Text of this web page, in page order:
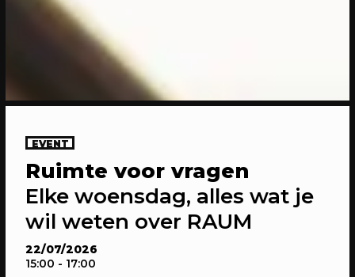
12/08/2026
Ruimte voor vragen
Elke woensdag, alles wat je wil weten
over RAUM
EVENT
22/07/2026
15:00 - 17:00
Ruimte voor vragen
Elke woensdag, alles wat je
wil weten over RAUM